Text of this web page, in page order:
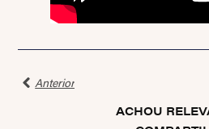
Anterior
ACHOU